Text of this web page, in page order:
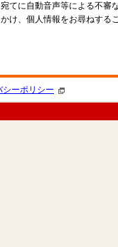
てに自動音声等による不審
け、個人情報をお尋ねする
シーポリシー